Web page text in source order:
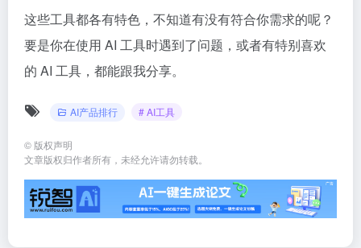
这些工具都各有特色，不知道有没有符合你需求的呢？
要是你在使用 AI 工具时遇到了问题，或者有特别喜欢
的 AI 工具，都能跟我分享。
AI产品排行 # AI工具
© 版权声明
文章版权归作者所有，未经允许请勿转载。